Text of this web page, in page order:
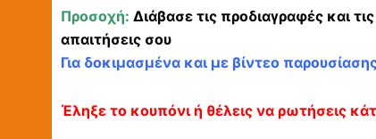
Προσοχή: Διάβασε τις προδιαγραφές και
απαιτήσεις σου
Για δοκιμασμένα και με βίντεο
Έληξε το κουπόνι ή θέλεις να ρωτήσεις